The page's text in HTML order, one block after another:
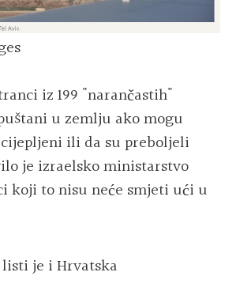
iz 199 "narančastih"
u zemlju ako mogu
ili da su preboljeli
je izraelsko ministarstvo
koji to nisu neće smjeti ući u
je i Hrvatska